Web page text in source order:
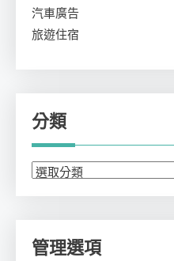
汽車廣告
旅遊住宿
分類
分
管理選項